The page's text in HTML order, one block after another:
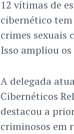
12 vítimas de
cibernético tem
crimes sexuais
Isso ampliou
A delegada
Cibernéticos
destacou a
criminosos em